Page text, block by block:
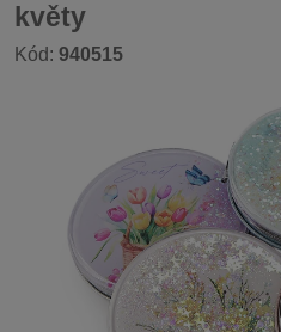
květy
Kód: 940515